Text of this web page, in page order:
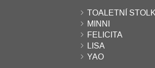
TOALETNÍ
MINNI
FELICITA
LISA
YAO